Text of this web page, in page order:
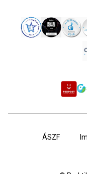
ÁSZF